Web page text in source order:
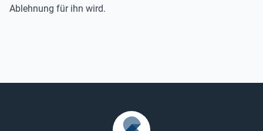
Ablehnung für ihn wird.